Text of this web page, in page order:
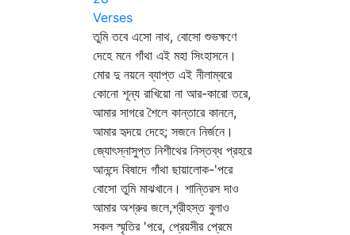
Verses
তুমি তবে এসো নাথ, বোসো শুভক্ষণে
দেহে মনে গাঁথা এই মহা সিংহাসনে।
মোর দু নয়নে ব্যাপ্ত এই নীলাম্বরে
কোনো শূন্য রাখিয়ো না আর-কারো তরে,
আমার সাগরে শৈলে কান্তারে কাননে,
আমার হৃদয়ে দেহে; সজনে নির্জনে।
জ্যোৎস্নাসুপ্ত নিশীথের নিস্তব্ধ প্রহরে
আনন্দে বিষাদে গাঁথা ছায়ালোক-'পরে
বোসো তুমি মাঝখানে। শান্তিরস দাও
আমার অশ্রুর জলে,শ্রীহস্ত বুলাও
সকল স্মৃতির 'পরে, প্রেয়সীর প্রেমে